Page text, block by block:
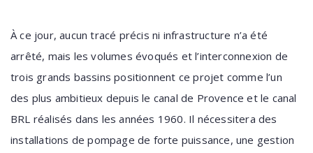
À ce jour, aucun tracé précis ni infrastructure n’a été
arrêté, mais les volumes évoqués et l’interconnexion de
trois grands bassins positionnent ce projet comme l’un
des plus ambitieux depuis le canal de Provence et le canal
BRL réalisés dans les années 1960. Il nécessitera des
installations de pompage de forte puissance, une gestion